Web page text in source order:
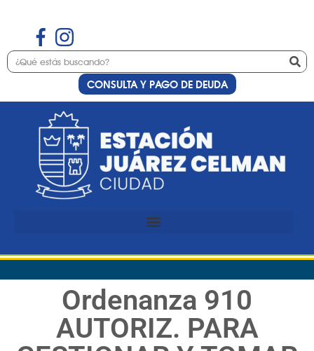
CONSULTA Y PAGO DE DEUDA
Ordenanza 910
AUTORIZ. PARA